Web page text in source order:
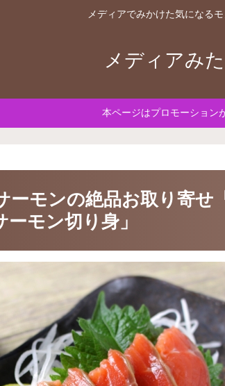
メディアでみかけた気になる
メディアみ
本ページはプロモーション
ーモンの絶品お取り寄せ
モン切り身」